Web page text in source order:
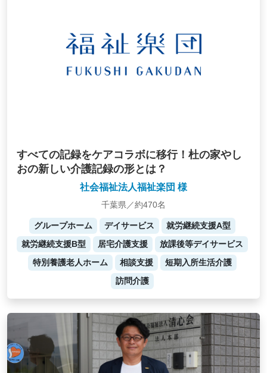
すべての記録をケアコラボに移行！杜の家やし
おの新しい介護記録の形とは？
社会福祉法人福祉楽団 様
千葉県／約470名
グループホーム デイサービス
就労継続支援A型
就労継続支援B型
居宅介護支援
放課後等デイサービス
特別養護老人ホーム
相談支援
短期入所生活介護
訪問介護